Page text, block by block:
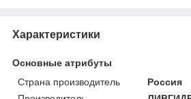
Характеристики
Основные атрибуты
Страна производитель
Россия